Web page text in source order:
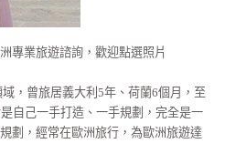
專業旅遊諮詢，歡迎點選照片
，曾旅居義大利5年、荷蘭6個月，至
自己一手打造、一手規劃，完全是一
劃，經常在歐洲旅行，為歐洲旅遊達